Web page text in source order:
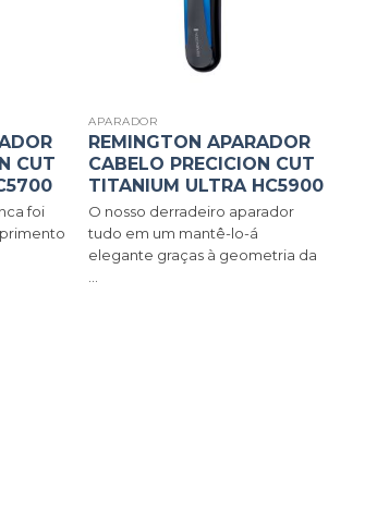
CUT
foi
APARADOR
REMINGTON APARADOR
CABELO PRECICION CUT
TITANIUM ULTRA HC5900
O nosso derradeiro aparador
tudo em um mantê-lo-á
elegante graças à geometria da
...